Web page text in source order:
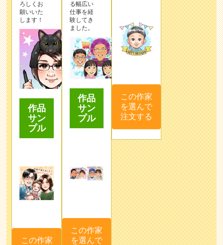
ろしくお
願いいた
します！
作品
サン
プル
この作家
る幅広い
仕事を経
験してき
ました。
作品
サン
プル
この作家
を選んで
この作家
を選んで
注文する